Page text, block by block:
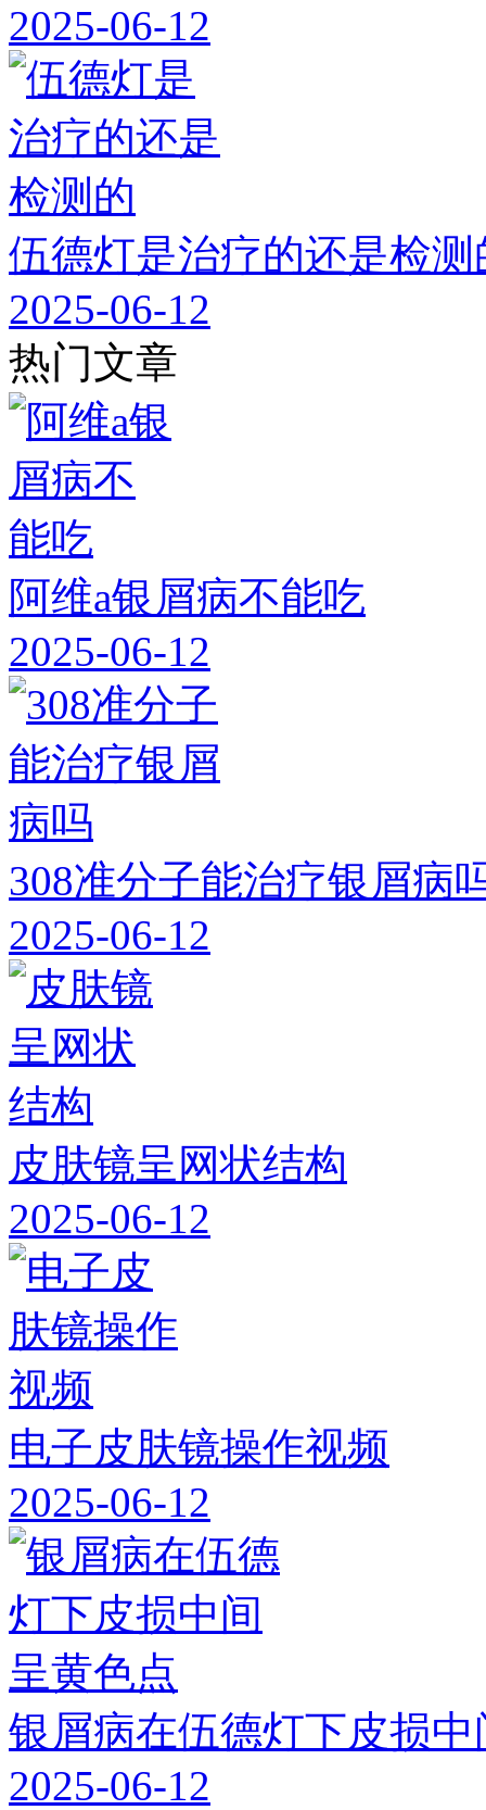
2025-06-12
伍德灯是治疗的还是检测
2025-06-12
热门文章
阿维a银屑病不能吃
2025-06-12
308准分子能治疗银屑病
2025-06-12
皮肤镜呈网状结构
2025-06-12
电子皮肤镜操作视频
2025-06-12
银屑病在伍德灯下皮损
2025-06-12